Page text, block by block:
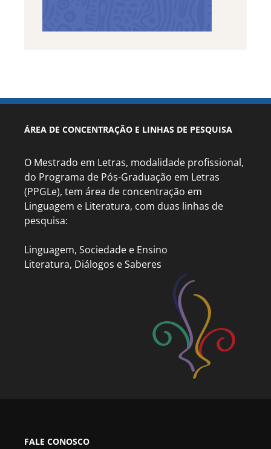
ÁREA DE CONCENTRAÇÃO E LINHAS DE PESQUISA
O Mestrado em Letras, modalidade profissional,
do Programa de Pós-Graduação em Letras
(PPGLe), tem área de concentração em
Linguagem e Literatura, com duas linhas de
pesquisa:
Linguagem, Sociedade e Ensino
Literatura, Diálogos e Saberes
FALE CONOSCO